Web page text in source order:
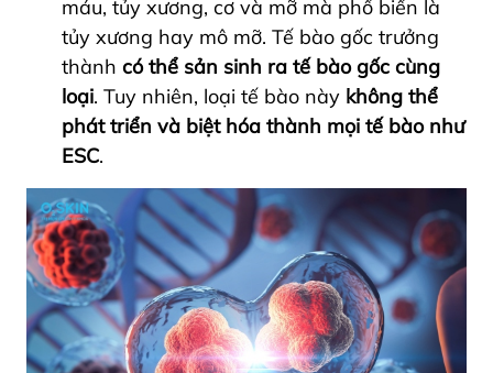
máu, tủy xương, cơ và mỡ mà phổ biến là
tủy xương hay mô mỡ. Tế bào gốc trưởng
thành có thể sản sinh ra tế bào gốc cùng
loại. Tuy nhiên, loại tế bào này không thể
phát triển và biệt hóa thành mọi tế bào như
ESC.